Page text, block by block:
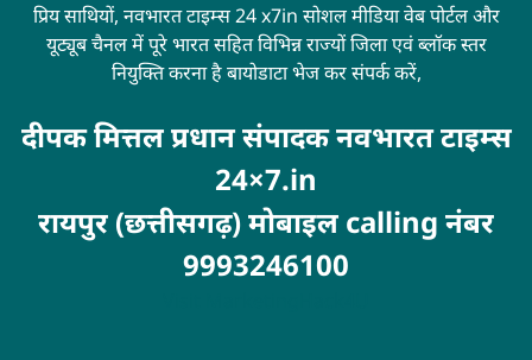
प्रिय साथियों, नवभारत टाइम्स 24 x7in सोशल मीडिया वेब पोर्टल और
यूट्यूब चैनल में पूरे भारत सहित विभिन्न राज्यों जिला एवं ब्लॉक स्तर
नियुक्ति करना है बायोडाटा भेज कर संपर्क करें,
दीपक मित्तल प्रधान संपादक नवभारत टाइम्स
24×7.in
रायपुर (छत्तीसगढ़) मोबाइल calling नंबर
9993246100